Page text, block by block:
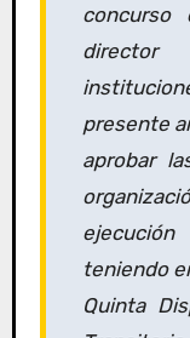
presente
aprobar
teniendo
Quinta